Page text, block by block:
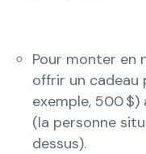
Pour monter en
offrir un
exemple, 500 $)
(la personne
dessus).